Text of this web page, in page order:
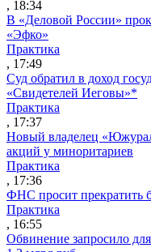
, 18:34
В «Деловой России»
«Эфко»
Практика
, 17:49
Суд обратил в доход
«Свидетелей Иеговы»*
Практика
, 17:37
Новый владелец
акций у миноритариев
Практика
, 17:36
ФНС просит прекратить
Практика
, 16:55
Обвинение запросило